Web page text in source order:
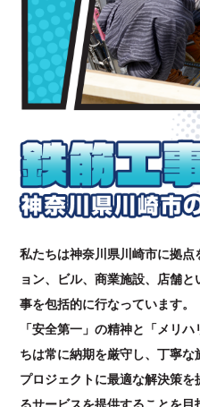
私たちは神奈川県川崎市に拠
ョン、ビル、商業施設、店舗
事を包括的に行なっています。
「安全第一」の精神と「メリ
ちは常に納期を厳守し、丁寧
プロジェクトに最適な解決策を
るサービスを提供することを目